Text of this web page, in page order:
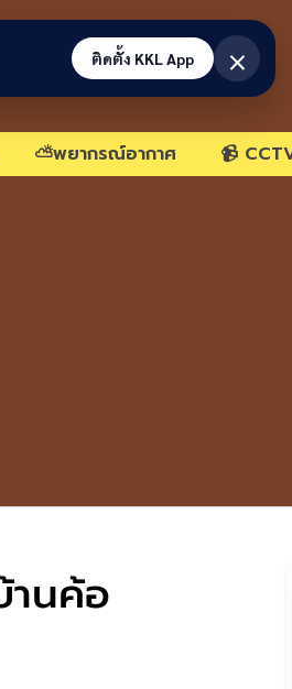
⛅พยากรณ์อากาศ 📹
นค้อ
ติดตั้ง KKL App ×